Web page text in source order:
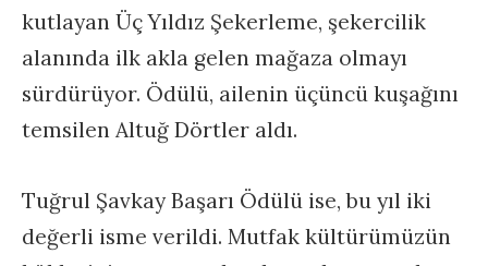
kutlayan Üç Yıldız Şekerleme, şekercilik
alanında ilk akla gelen mağaza olmayı
sürdürüyor. Ödülü, ailenin üçüncü kuşağını
temsilen Altuğ Dörtler aldı.
Tuğrul Şavkay Başarı Ödülü ise, bu yıl iki
değerli isme verildi. Mutfak kültürümüzün